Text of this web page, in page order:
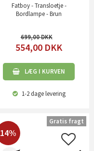
Fatboy - Transloetje -
Bordlampe - Brun
699,00
554,00 DKK
LÆG I KURVEN
1-2 dagelevering
14%
Gratis fragt